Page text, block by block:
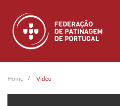
Skip to main content
Home Video